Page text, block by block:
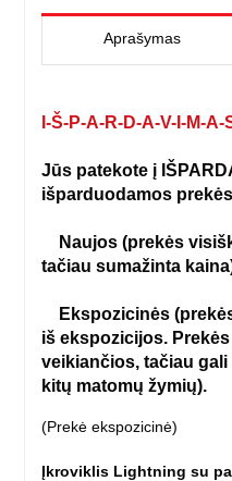
Aprašymas
I-Š-P-A-R-D-A-V-I-M-A-
Jūs patekote į
išparduodamos
Naujos (prekės
tačiau sumažinta
Ekspozicinės
iš ekspozicijos.
veikiančios, tačiau
kitų matomų žymių).
(Prekė ekspozicinė)
Įkroviklis Lightning su